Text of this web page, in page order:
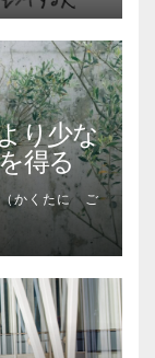
り少な
得る
かくたに ご